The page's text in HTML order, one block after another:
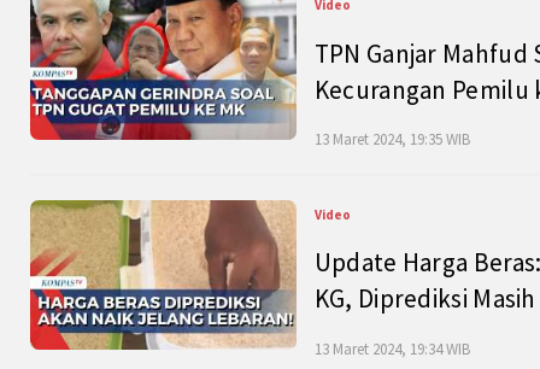
Video
TPN Ganjar Mahfud
Kecurangan Pemilu
13 Maret 2024, 19:35 WIB
Video
Update Harga
KG, Diprediksi
13 Maret 2024, 19:34 WIB